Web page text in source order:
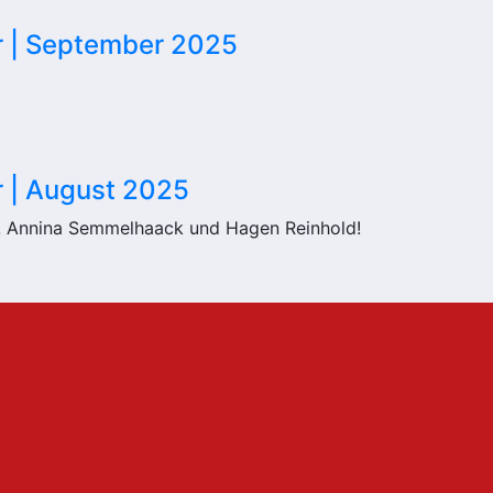
| September 2025
| August 2025
Semmelhaack und Hagen Reinhold!